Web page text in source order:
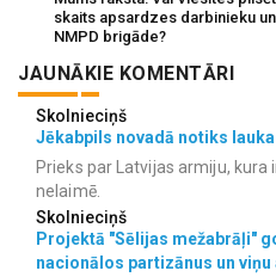
skaits apsardzes darbinieku
NMPD brigāde?
JAUNĀKIE KOMENTĀRI
Skolnieciņš
Jēkabpils novadā notiks
Prieks par Latvijas armiju, kura
nelaimē.
Skolnieciņš
Projektā "Sēlijas mežabrāļi"
nacionālos partizānus un